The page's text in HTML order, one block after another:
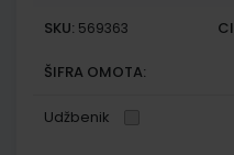
SKU: 569363
ŠIFRA OMOTA:
Udžbenik